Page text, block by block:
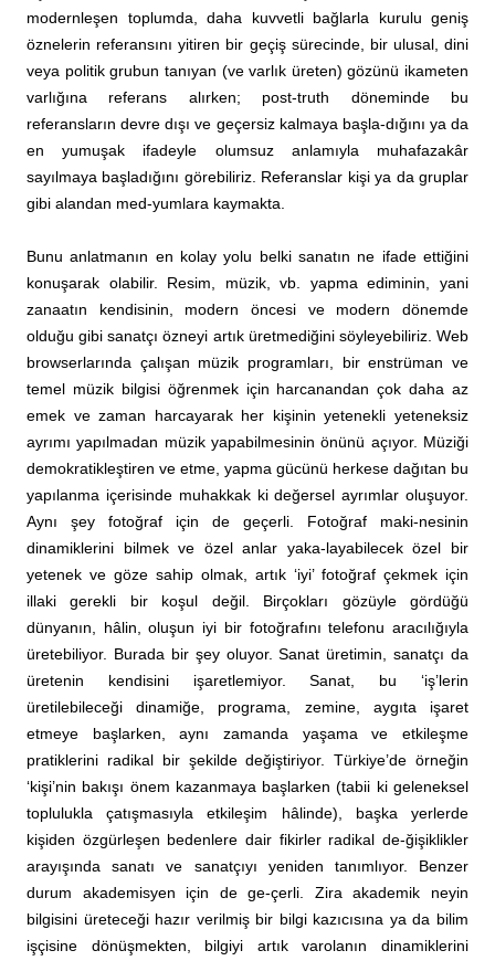
modernleşen toplumda, daha kuvvetli bağlarla kurulu geniş
öznelerin referansını yitiren bir geçiş sürecinde, bir ulusal, dini
veya politik grubun tanıyan (ve varlık üreten) gözünü ikameten
varlığına referans alırken; post-truth döneminde bu
referansların devre dışı ve geçersiz kalmaya başla-dığını ya da
en yumuşak ifadeyle olumsuz anlamıyla muhafazakâr
sayılmaya başladığını görebiliriz. Referanslar kişi ya da gruplar
gibi alandan med-yumlara kaymakta.
Bunu anlatmanın en kolay yolu belki sanatın ne ifade ettiğini
konuşarak olabilir. Resim, müzik, vb. yapma ediminin, yani
zanaatın kendisinin, modern öncesi ve modern dönemde
olduğu gibi sanatçı özneyi artık üretmediğini söyleyebiliriz. Web
browserlarında çalışan müzik programları, bir enstrüman ve
temel müzik bilgisi öğrenmek için harcanandan çok daha az
emek ve zaman harcayarak her kişinin yetenekli yeteneksiz
ayrımı yapılmadan müzik yapabilmesinin önünü açıyor. Müziği
demokratikleştiren ve etme, yapma gücünü herkese dağıtan bu
yapılanma içerisinde muhakkak ki değersel ayrımlar oluşuyor.
Aynı şey fotoğraf için de geçerli. Fotoğraf maki-nesinin
dinamiklerini bilmek ve özel anlar yaka-layabilecek özel bir
yetenek ve göze sahip olmak, artık ‘iyi’ fotoğraf çekmek için
illaki gerekli bir koşul değil. Birçokları gözüyle gördüğü
dünyanın, hâlin, oluşun iyi bir fotoğrafını telefonu aracılığıyla
üretebiliyor. Burada bir şey oluyor. Sanat üretimin, sanatçı da
üretenin kendisini işaretlemiyor. Sanat, bu ‘iş’lerin
üretilebileceği dinamiğe, programa, zemine, aygıta işaret
etmeye başlarken, aynı zamanda yaşama ve etkileşme
pratiklerini radikal bir şekilde değiştiriyor. Türkiye’de örneğin
‘kişi’nin bakışı önem kazanmaya başlarken (tabii ki geleneksel
toplulukla çatışmasıyla etkileşim hâlinde), başka yerlerde
kişiden özgürleşen bedenlere dair fikirler radikal de-ğişiklikler
arayışında sanatı ve sanatçıyı yeniden tanımlıyor. Benzer
durum akademisyen için de ge-çerli. Zira akademik neyin
bilgisini üreteceği hazır verilmiş bir bilgi kazıcısına ya da bilim
işçisine dönüşmekten, bilgiyi artık varolanın dinamiklerini